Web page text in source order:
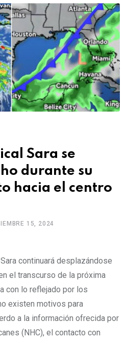
Sara se
durante su
hacia el centro
15, 2024
continuará desplazándose
el transcurso de la próxima
con lo reflejado por los
existen motivos para
a la información ofrecida por
(NHC), el contacto con